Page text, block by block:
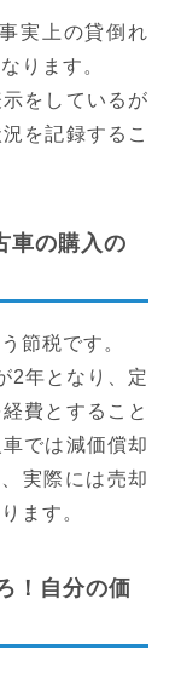
実上の貸倒れ
ります。
をしているが
を記録するこ
車の購入の
節税です。
2年となり、定
費とすること
では減価償却
実際には売却
ます。
！自分の価